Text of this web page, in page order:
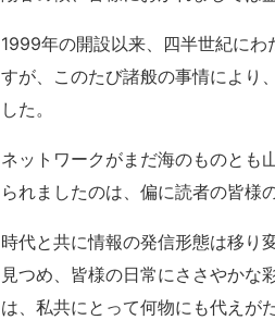
1999年の開設以来、四半世紀に
すが、このたび諸般の事情により
した。
ネットワークがまだ海のものとも
られましたのは、偏に読者の皆様
時代と共に情報の発信形態は移り
見つめ、皆様の日常にささやかな
は、私共にとって何物にも代えが